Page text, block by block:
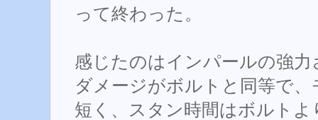
って終わった。
感じたのはインパールの強力
ダメージがボルトと同等で
短く、スタン時間はボルト